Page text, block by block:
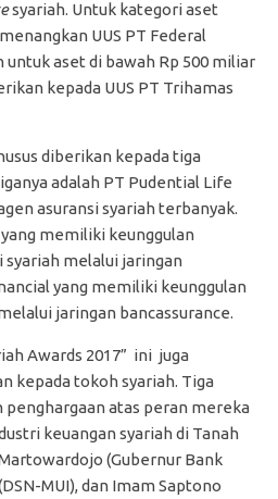
syariah. Untuk kategori aset
UUS PT Federal
aset di bawah Rp 500 miliar
kepada UUS PT Trihamas
diberikan kepada tiga
adalah PT Pudential Life
asuransi syariah terbanyak.
memiliki keunggulan
melalui jaringan
yang memiliki keunggulan
jaringan bancassurance.
Awards 2017” ini juga
kepada tokoh syariah. Tiga
atas peran mereka
keuangan syariah di Tanah
(Gubernur Bank
MUI), dan Imam Saptono